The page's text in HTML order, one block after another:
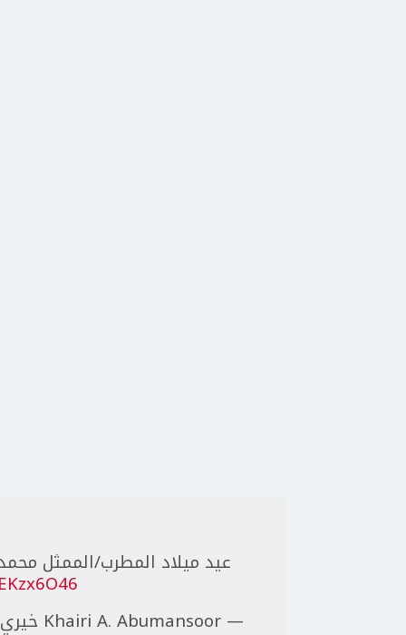
عيد ميلاد المطرب/الممثل
— Khairi A. Abumansoor خيري أسعد أبومنصور (@khaabu8014)